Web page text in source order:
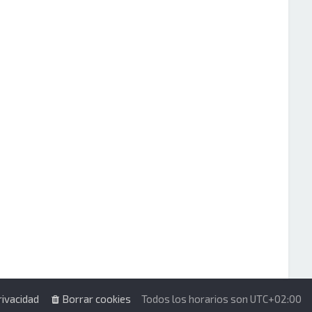
Todos los horarios son UTC+02:00
Borrar cookies